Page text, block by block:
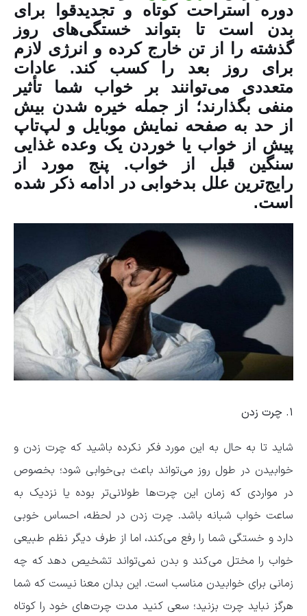
دوره استراحت کوتاه و تجدیدقوا برای
بدن است تا بتواند خستگی‌های روز
گذشته را از تن خارج کرده و انرژی لازم
برای روز بعد را کسب کند. عادات
متعددی می‌توانند بر خواب شما تأثیر
منفی بگذارند؛ از جمله خیره شدن بیش
از حد به صفحه نمایش موبایل و لپ‌تاپ
پیش از خواب یا خوردن یک وعده غذایی
سنگین قبل از خواب. پنج مورد از
رایج‌ترین علل بدخوابی در ادامه ذکر شده
است.
۱. چرت زدن
شاید تا به حال به این مورد فکر نکرده باشید که چرت زدن و
خوابیدن در طول روز می‌تواند باعث بی‌خوابی شود؛ بخصوص
در مواردی که زمان این چرت‌ها طولانی‌تر بوده یا نزدیک به
ساعت خواب شبانه باشد. چرت زدن در لحظه، احساس خوبی
دارد و خستگی شما را رفع می‌کند، اما از طرف دیگر نظم طبیعی
خواب را مختل می‌کند و بدن نمی‌تواند تشخیص دهد که چه
زمانی برای خوابیدن مناسب است. این بدان معنا نیست که شما
هرگز نباید چرت بزنید؛ سعی کنید مدت چرت‌های خود را کوتاه